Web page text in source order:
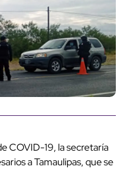
COVID-19, la secretaría
a Tamaulipas, que se